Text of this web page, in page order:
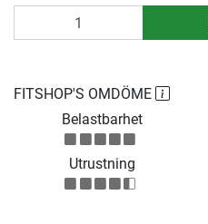
FITSHOP'S OMDÖME
Belastbarhet
Utrustning